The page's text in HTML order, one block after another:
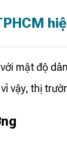
mật độ
vậy, thị